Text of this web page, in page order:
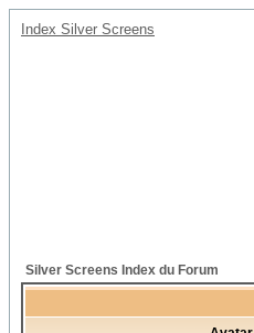
Index Silver Screens
Silver Screens Index du Forum